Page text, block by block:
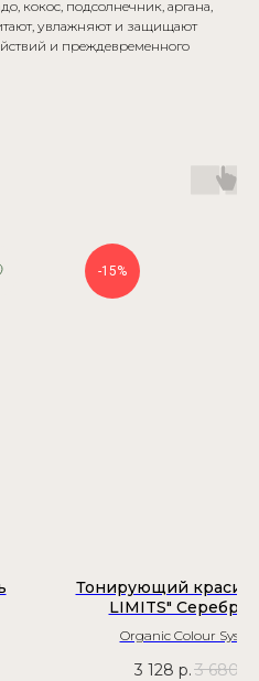
кокос, подсолнечник, аргана,
увлажняют и защищают
и преждевременного
-15%
Тонирующий
LIMITS"
Organic Colour
3 128 р.3 680
→